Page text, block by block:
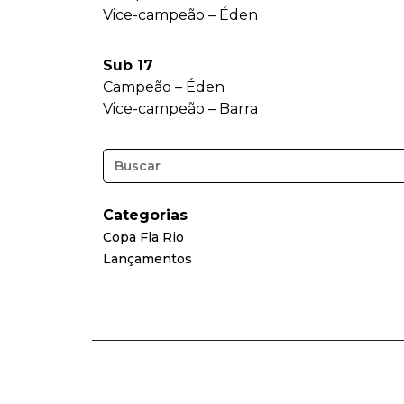
Vice-campeão – Éden
Sub 17
Campeão – Éden
Vice-campeão – Barra
Categorias
Copa Fla Rio
Lançamentos